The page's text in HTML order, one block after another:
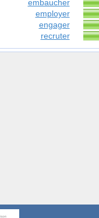
embaucher
employer
engager
recruter